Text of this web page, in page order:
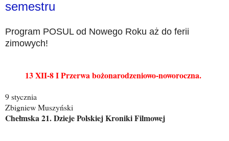
semestru
Program POSUL od Nowego Roku aż do ferii
zimowych!
13 XII-8 I Przerwa bożonarodzeniowo-noworoczna.
9 stycznia
Zbigniew Muszyński
Chełmska 21. Dzieje Polskiej Kroniki Filmowej